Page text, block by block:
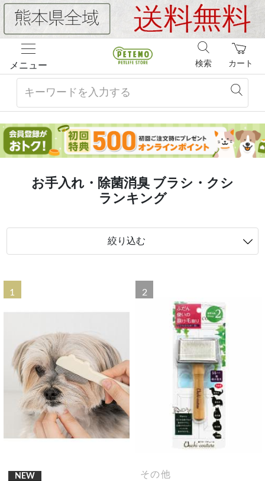
メニュー カート
検索
お手入れ・除菌消臭 ブラシ・クシ
ランキング
絞り込む
1
NEW
2
その他